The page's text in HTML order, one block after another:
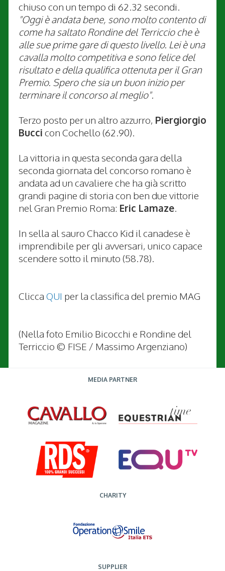
chiuso con un tempo di 62.32 secondi.
"Oggi è andata bene, sono molto contento di
come ha saltato Rondine del Terriccio che è
allesue prime gare di questo livello. Lei è una
cavalla molto competitiva e sono felice del
risultato e della qualifica ottenuta per il Gran
Premio. Spero che sia un buon inizio per
terminare il concorso al meglio".
Terzo posto per un altro azzurro, Piergiorgio
Bucci con Cochello (62.90).
La vittoria in questa seconda gara della
seconda giornata del concorso romano è
andata ad un cavaliere che ha già scritto
grandi pagine di storia con ben due vittorie
nel Gran Premio Roma: Eric Lamaze.
In sella al sauro Chacco Kid il canadese è
imprendibile per gli avversari, unico capace
scendere sotto il minuto (58.78).
Clicca QUI per la classifica del premio MAG
(Nella foto Emilio Bicocchi e Rondine del
Terriccio © FISE / Massimo Argenziano)
MEDIA PARTNER
CHARITY
SUPPLIER